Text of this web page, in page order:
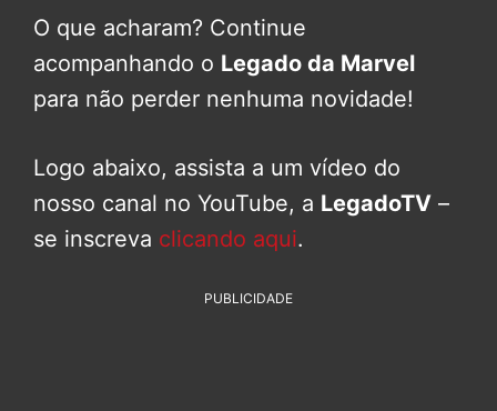
O que acharam? Continue
acompanhando o Legado da Marvel
para não perder nenhuma novidade!
Logo abaixo, assista a um vídeo do
nosso canal no YouTube, a LegadoTV –
se inscreva clicando aqui.
PUBLICIDADE